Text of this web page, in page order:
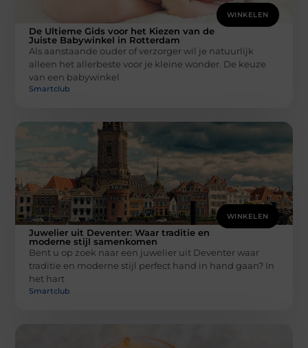
WINKELEN
De Ultieme Gids voor het Kiezen van de
Juiste Babywinkel in Rotterdam
Als aanstaande ouder of verzorger wil je natuurlijk
alleen het allerbeste voor je kleine wonder. De keuze
van een babywinkel
Smartclub
WINKELEN
Juwelier uit Deventer: Waar traditie en
moderne stijl samenkomen
Bent u op zoek naar een juwelier uit Deventer waar
traditie en moderne stijl perfect hand in hand gaan? In
het hart
Smartclub